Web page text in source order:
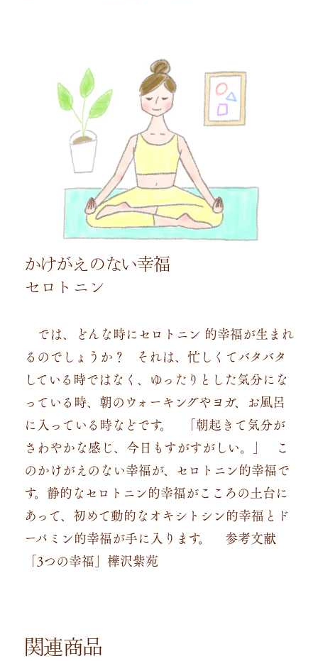
かけがえのない幸福
セロトニン
では、どんな時にセロトニン 的幸福が生まれ
るのでしょうか？
それは、忙しくてバタバタ
している時ではなく、ゆったりとした気分にな
っている時、朝のウォーキングやヨガ、お風呂
に入っている時などです。
「朝起きて気分が
さわやかな感じ、今日もすがすがしい。」
こ
のかけがえのない幸福が、セロトニン的幸福で
す。静的なセロトニン的幸福がこころの土台に
あって、初めて動的なオキシトシン的幸福とド
ーパミン的幸福が手に入ります。
参考文献
「3つの幸福」樺沢紫苑
関連商品